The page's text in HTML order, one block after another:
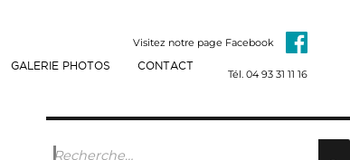
GALERIE PHOTOS CONTACT
Tél. 04 93 31 11 16
Visitez notre page Facebook
Recherche